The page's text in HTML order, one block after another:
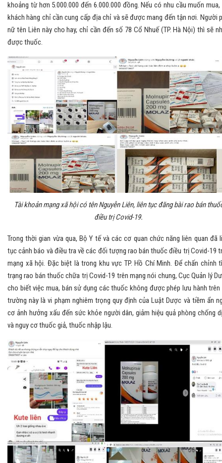
khoảng từ hơn 5.000.000 đến 6.000.000 đồng. Nếu có nhu cầu muốn
khách hàng chỉ cần cung cấp địa chỉ và sẽ được mang đến tận nơi. Người
nữ tên Liên này cho hay, chỉ cần đến số 78 Cổ Nhuế (TP. Hà Nội) thì sẽ
được thuốc.
Tài khoản mạng xã hội có tên Nguyễn Liên, liên tục đăng bài rao bán
điều trị Covid-19.
Trong thời gian vừa qua, Bộ Y tế và các cơ quan chức năng liên quan đã
tục cảnh báo và điều tra về các đối tượng rao bán thuốc điều trị Covid-19
mạng xã hội. Đặc biệt là trong khu vực TP. Hồ Chí Minh. Để chấn chỉnh
trạng rao bán thuốc chữa trị Covid-19 trên mạng nói chung, Cục Quản lý
cho biết việc mua, bán sử dụng các thuốc không được phép lưu hành
trường này là vi phạm nghiêm trọng quy định của Luật Dược và tiềm ẩn
cơ ảnh hưởng xấu đến sức khỏe người dân, giảm hiệu quả phòng chống
và nguy cơ thuốc giả, thuốc nhập lậu.